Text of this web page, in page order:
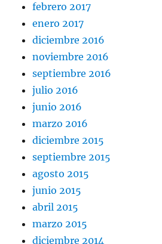
febrero 2017
enero 2017
diciembre 2016
noviembre 2016
septiembre 2016
julio 2016
junio 2016
marzo 2016
diciembre 2015
septiembre 2015
agosto 2015
junio 2015
abril 2015
marzo 2015
diciembre 2014